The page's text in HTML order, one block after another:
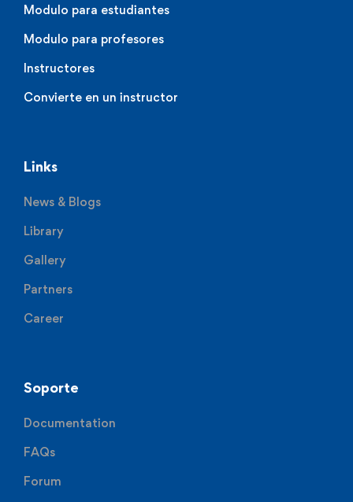
Modulo para estudiantes
Modulo para profesores
Instructores
Convierte en un instructor
Links
News & Blogs
Library
Gallery
Partners
Career
Soporte
Documentation
FAQs
Forum